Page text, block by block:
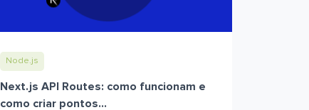
Node.js
Next.js API Routes: como funcionam e
como criar pontos...